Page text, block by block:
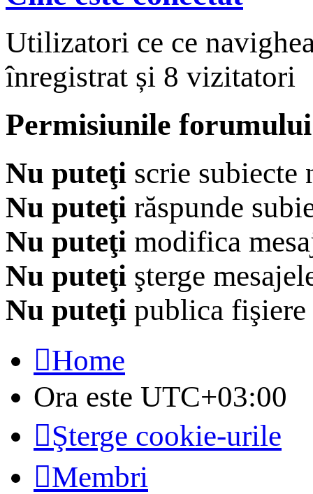
Utilizatori ce ce
înregistrat și 8 vizitatori
Permisiunile forumului
Nu puteţi scrie subiecte
Nu puteţi răspunde
Nu puteţi modifica
Nu puteţi şterge
Nu puteţi publica fişiere
Home
Ora este UTC+03:00
Şterge cookie-urile
Membri